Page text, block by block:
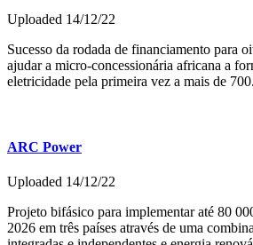
Uploaded 14/12/22
Sucesso da rodada de financiamento para
ajudar a micro-concessionária africana a
eletricidade pela primeira vez a mais de
ARC Power
Uploaded 14/12/22
Projeto bifásico para implementar até 80
2026 em três países através de uma